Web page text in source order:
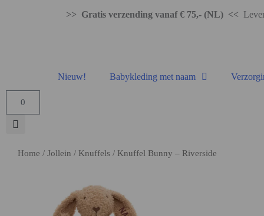
>> Gratis verzending vanaf € 75,- (NL) <<
Nieuw! Babykleding met naam
0
Home / Jollein / Knuffels / Knuffel Bunny – Riverside